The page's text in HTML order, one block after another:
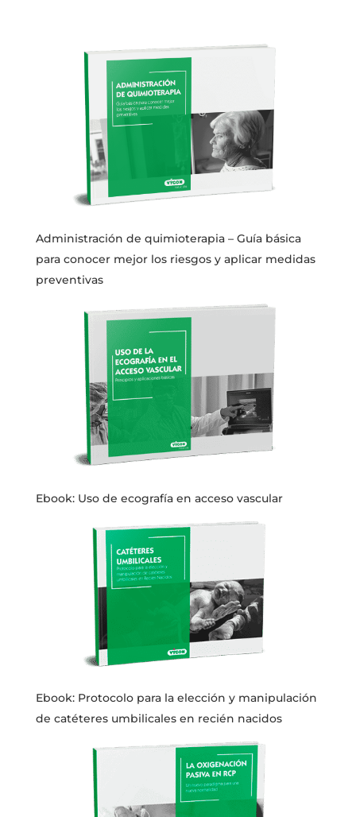
Administración de quimioterapia – Guía básica
para conocer mejor los riesgos y aplicar medidas
preventivas
Ebook: Uso de ecografía en acceso vascular
Ebook: Protocolo para la elección y manipulación
de catéteres umbilicales en recién nacidos